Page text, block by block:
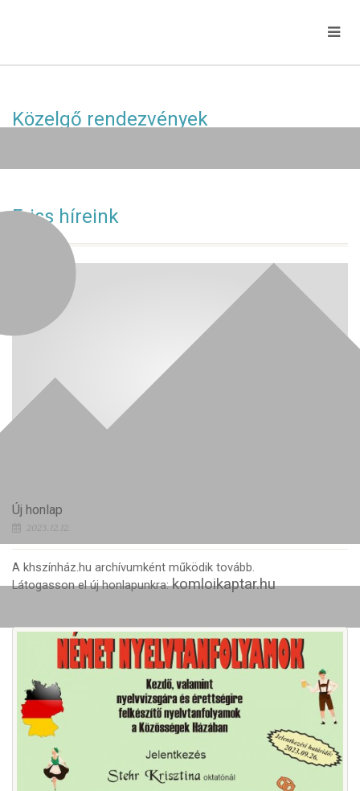
Közelgő rendezvények
Friss híreink
Új honlap
2023.12.12.
A khszínház.hu archívumként működik tovább.
Látogasson el új honlapunkra:komloikaptar.hu